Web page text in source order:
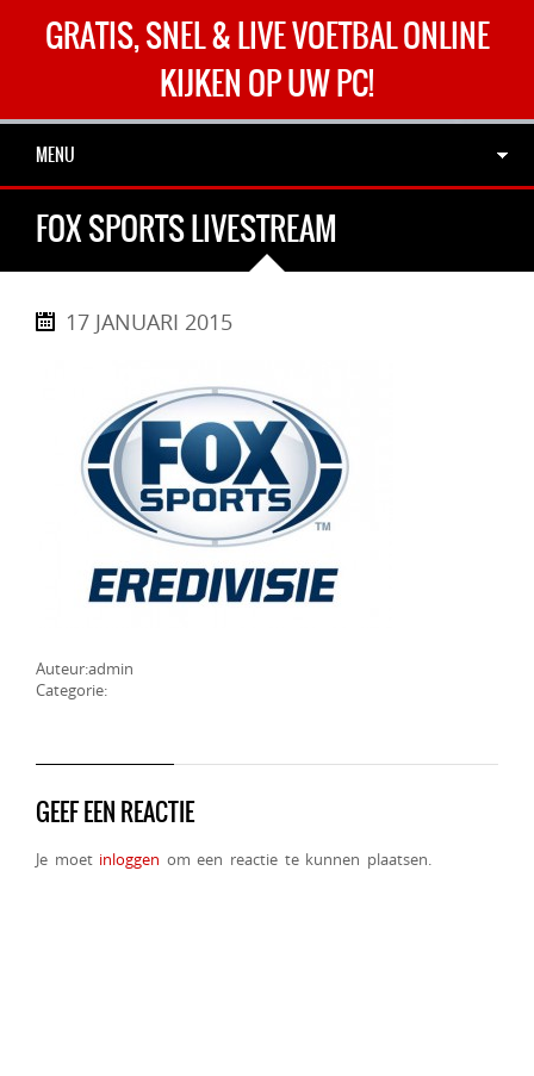
GRATIS, SNEL & LIVE VOETBAL ONLINE
KIJKEN OP UW PC!
MENU
FOX SPORTS LIVESTREAM
17 JANUARI 2015
Auteur:admin
Categorie:
GEEF EEN REACTIE
Je moet inloggen om een reactie te kunnen plaatsen.